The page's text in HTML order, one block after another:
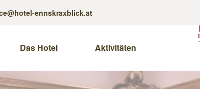
ennskraxblick.at
Das Hotel Aktivitäten